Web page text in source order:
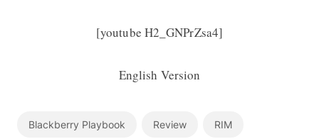
[youtube H2_GNPrZsa4]
English Version
Blackberry Playbook Review RIM